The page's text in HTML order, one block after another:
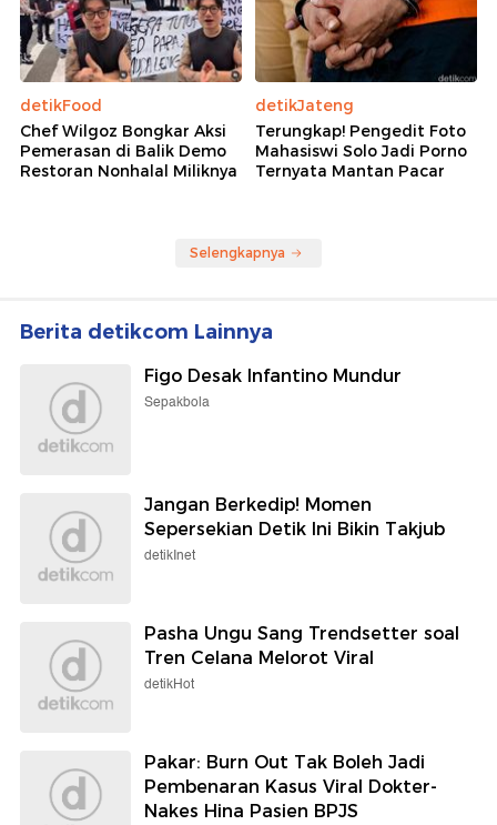
detikFood
Chef Wilgoz Bongkar Aksi
Pemerasan di Balik Demo
Restoran Nonhalal Miliknya
detikJateng
Terungkap! Pengedit Foto
Mahasiswi Solo Jadi Porno
Ternyata Mantan Pacar
Selengkapnya
Berita detikcom Lainnya
Figo Desak Infantino Mundur
Sepakbola
Jangan Berkedip! Momen
Sepersekian Detik Ini Bikin Takjub
detikInet
Pasha Ungu Sang Trendsetter soal
Tren Celana Melorot Viral
detikHot
Pakar: Burn Out Tak Boleh Jadi
Pembenaran Kasus Viral Dokter-
Nakes Hina Pasien BPJS